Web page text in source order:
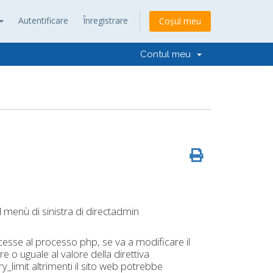
Autentificare Înregistrare Coșul meu
Contul meu
menù di sinistra di directadmin
al processo php, se va a modificare il
o uguale al valore della direttiva
altrimenti il sito web potrebbe